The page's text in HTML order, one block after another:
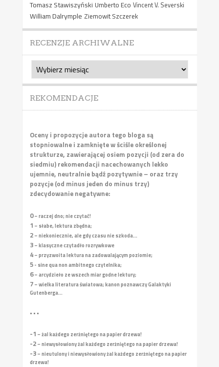
Tomasz Stawiszyński Umberto Eco Vincent V. Severski
William Dalrymple Ziemowit Szczerek
RECENZJE ARCHIWALNE
Recenzje
archiwalne
REKOMENDACJE
Oceny i propozycje autora tego bloga są
stopniowalne i zamknięte w ściśle określonej
strukturze, zawierającej osiem pozycji (od zera do
siedmiu) rekomendacji nacechowanych lekko
ujemnie, neutralnie bądź pozytywnie – oraz trzy
pozycje (od minus jeden do minus trzy)
zdecydowanie negatywne:
0– raczej dno; nie czytać!
1 – słabe, lektura zbędna;
2– niekoniecznie, ale gdy czasu nie szkoda...
3– klasyczne czytadło rozrywkowe
4– przyzwoita lektura na zadowalającym poziomie;
5- sine qua non ambitnego czytelnika;
6– arcydzieło ze wszech miar godne lektury;
7– wielka literatura światowa; kanon poznawczy Galaktyki
Gutenberga...
• • •
-1 – żal każdego zerżniętego na papier drzewa!
-2– niewysłowiony żal każdego zerżniętego na papier drzewa!
-3– nieutulony i niewysłowiony żal każdego zerżniętego na papier
drzewa!